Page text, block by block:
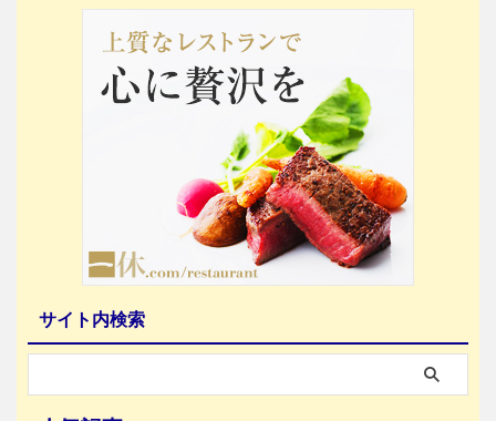
サイト内検索